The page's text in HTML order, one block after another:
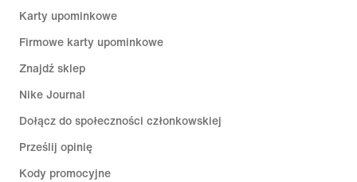
Karty upominkowe
Firmowe karty upominkowe
Znajdź sklep
Nike Journal
Dołącz do społeczności członkowskiej
Prześlij opinię
Kody promocyjne